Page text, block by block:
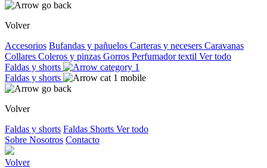
Volver
Accesorios Bufandas y pañuelos Carteras y necesers Caravanas
Collares Coleros y pinzas Gorros Perfumador textil Ver todo
Faldas y shorts
Faldas y shorts
Volver
Faldas y shorts Faldas Shorts Ver todo
Sobre Nosotros Contacto
Volver